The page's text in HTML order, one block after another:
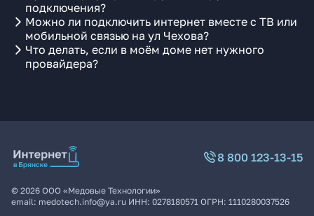
подключения?
Можно ли подключить интернет вместе с ТВ или
мобильной связью на ул Чехова?
Что делать, если в моём доме нет нужного
провайдера?
8 800 123-13-15
© 2026 ООО «Медовые Технологии»
email: medotech.info@ya.ru ИНН: 0278180571 ОГРН: 1110280037526